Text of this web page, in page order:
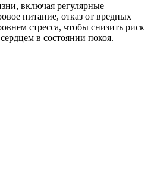
включая регулярные
питание, отказ от вредных
стресса, чтобы снизить риск
в состоянии покоя.